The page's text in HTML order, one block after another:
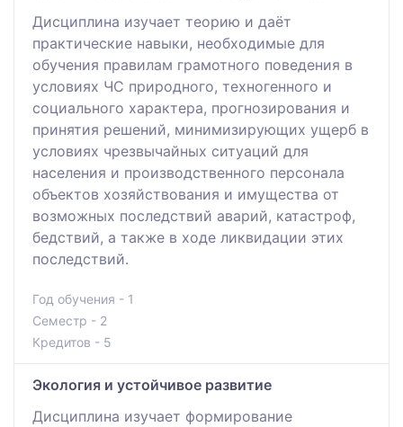
Дисциплина изучает теорию и даёт
практические навыки, необходимые для
обучения правилам грамотного поведения в
условиях ЧС природного, техногенного и
социального характера, прогнозирования и
принятия решений, минимизирующих ущерб в
условиях чрезвычайных ситуаций для
населения и производственного персонала
объектов хозяйствования и имущества от
возможных последствий аварий, катастроф,
бедствий, а также в ходе ликвидации этих
последствий.
Год обучения - 1
Семестр - 2
Кредитов - 5
Экология и устойчивое развитие
Дисциплина изучает формирование